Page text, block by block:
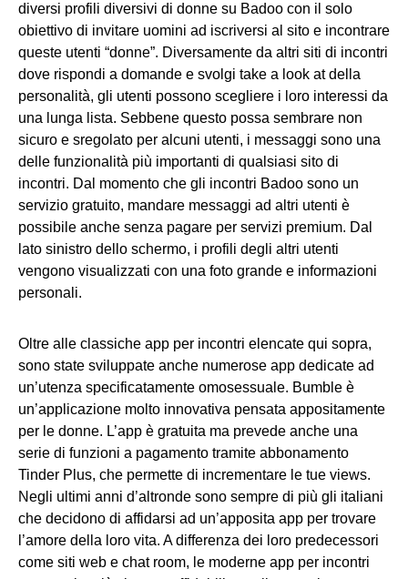
diversi profili diversivi di donne su Badoo con il solo
obiettivo di invitare uomini ad iscriversi al sito e incontrare
queste utenti “donne”. Diversamente da altri siti di incontri
dove rispondi a domande e svolgi take a look at della
personalità, gli utenti possono scegliere i loro interessi da
una lunga lista. Sebbene questo possa sembrare non
sicuro e sregolato per alcuni utenti, i messaggi sono una
delle funzionalità più importanti di qualsiasi sito di
incontri. Dal momento che gli incontri Badoo sono un
servizio gratuito, mandare messaggi ad altri utenti è
possibile anche senza pagare per servizi premium. Dal
lato sinistro dello schermo, i profili degli altri utenti
vengono visualizzati con una foto grande e informazioni
personali.
Oltre alle classiche app per incontri elencate qui sopra,
sono state sviluppate anche numerose app dedicate ad
un’utenza specificatamente omosessuale. Bumble è
un’applicazione molto innovativa pensata appositamente
per le donne. L’app è gratuita ma prevede anche una
serie di funzioni a pagamento tramite abbonamento
Tinder Plus, che permette di incrementare le tue views.
Negli ultimi anni d’altronde sono sempre di più gli italiani
che decidono di affidarsi ad un’apposita app per trovare
l’amore della loro vita. A differenza dei loro predecessori
come siti web e chat room, le moderne app per incontri